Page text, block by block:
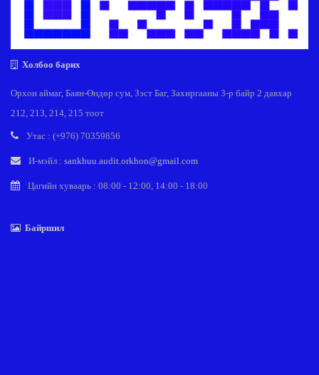
Холбоо барих
Орхон аймаг, Баян-Өндөр сум, Зэст Баг, Захиргааны 3-р байр 2 давхар
212, 213, 214, 215 тоот
Утас : (+976) 70359856
И-мэйл : sankhuu.audit.orkhon@gmail.com
Цагийн хуваарь : 08:00 - 12:00, 14:00 - 18:00
Байршил